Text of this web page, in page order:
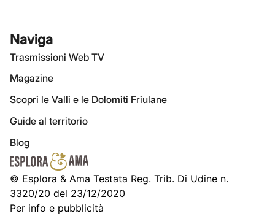
Naviga
Trasmissioni Web TV
Magazine
Scopri le Valli e le Dolomiti Friulane
Guide al territorio
Blog
© Esplora & Ama Testata Reg. Trib. Di Udine n.
3320/20 del 23/12/2020
Per info e pubblicità